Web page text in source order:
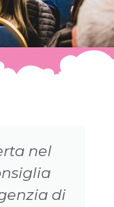
nel
di